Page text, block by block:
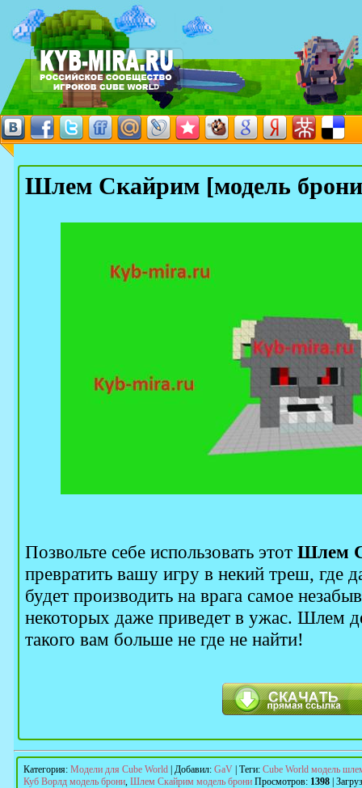
Шлем Скайрим [модель
Позвольте себе использовать этот Шлем
превратить вашу игру в некий треш, где
будет производить на врага самое
некоторых даже приведет в ужас. Шлем
такого вам больше не где не найти!
Категория: Модели для Cube World Добавил: GaV Теги: Cube World модель
Куб Ворлд модель брони, Шлем Скайрим модель брони Просмотров: 1398